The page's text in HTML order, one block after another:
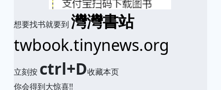
想要找书就要到 灣灣書站
twbook.tinynews.org
立刻按 ctrl+D收藏本页
你会得到大惊喜!!